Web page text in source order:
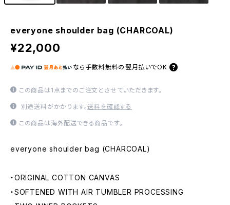
everyone shoulder bag (CHARCOAL)
¥22,000
なら 手数料無料の 翌月払いでOK
この商品は1点までのご注文とさせていただきます。
別途送料がかかります。送料を確認する
この商品は海外配送できる商品です。
everyone shoulder bag (CHARCOAL)
・ORIGINAL COTTON CANVAS
・SOFTENED WITH AIR TUMBLER PROCESSING